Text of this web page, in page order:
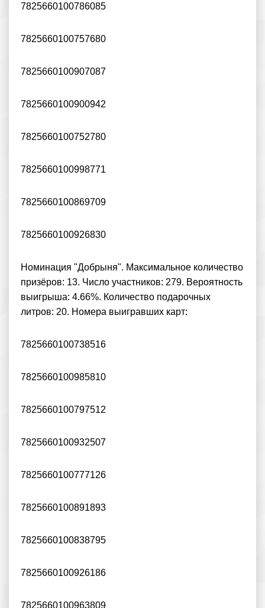
7825660100786085
7825660100757680
7825660100907087
7825660100900942
7825660100752780
7825660100998771
7825660100869709
7825660100926830
Номинация "Добрыня". Максимальное количество
призёров: 13. Число участников: 279. Вероятность
выигрыша: 4.66%. Количество подарочных
литров: 20. Номера выигравших карт:
7825660100738516
7825660100985810
7825660100797512
7825660100932507
7825660100777126
7825660100891893
7825660100838795
7825660100926186
7825660100963809